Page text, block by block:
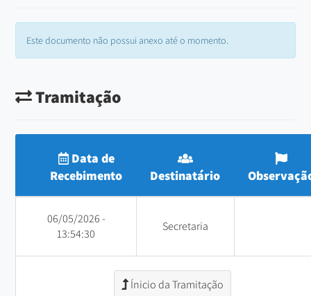
Este documento não possui anexo até o momento.
Tramitação
Data de
Recebimento
Destinatário
06/05/2026 -
13:54:30
Secretaria
Ínicio da Tramitação